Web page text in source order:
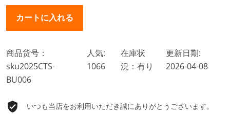
商品货号：
sku2025CTS-
BU006
人気:
1066
在庫状
況：有り
更新日期:
2026-04-08
いつも当店をお利用いただき誠にありがとうございます。